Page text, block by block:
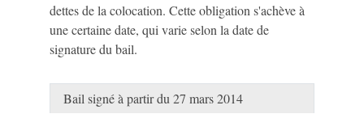
dettes de la colocation. Cette obligation s'achève à
une certaine date, qui varie selon la date de
signature du bail.
Bail signé à partir du 27 mars 2014